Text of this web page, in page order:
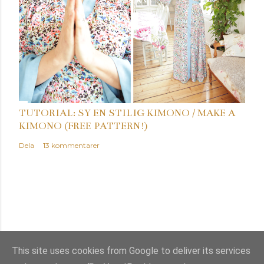
TUTORIAL: SY EN STILIG KIMONO / MAKE A
KIMONO (FREE PATTERN!)
Dela 13 kommentarer
This site uses cookies from Google to deliver its services